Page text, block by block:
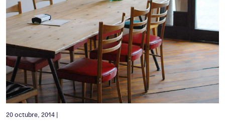
20 octubre, 2014 |